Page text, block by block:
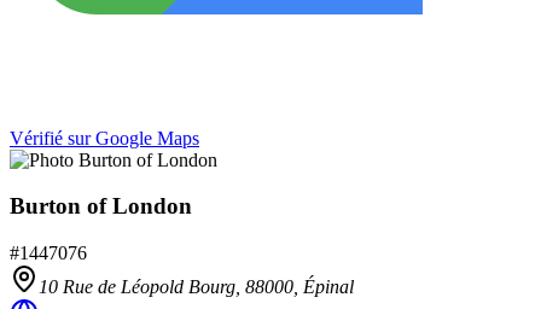
Vérifié sur Google Maps
Burton of London
#1447076
10 Rue de Léopold Bourg, 88000 Épinal